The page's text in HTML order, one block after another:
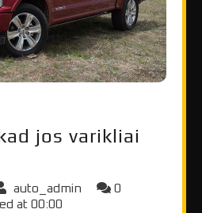
jos varikliai
auto_admin
0
at 00:00